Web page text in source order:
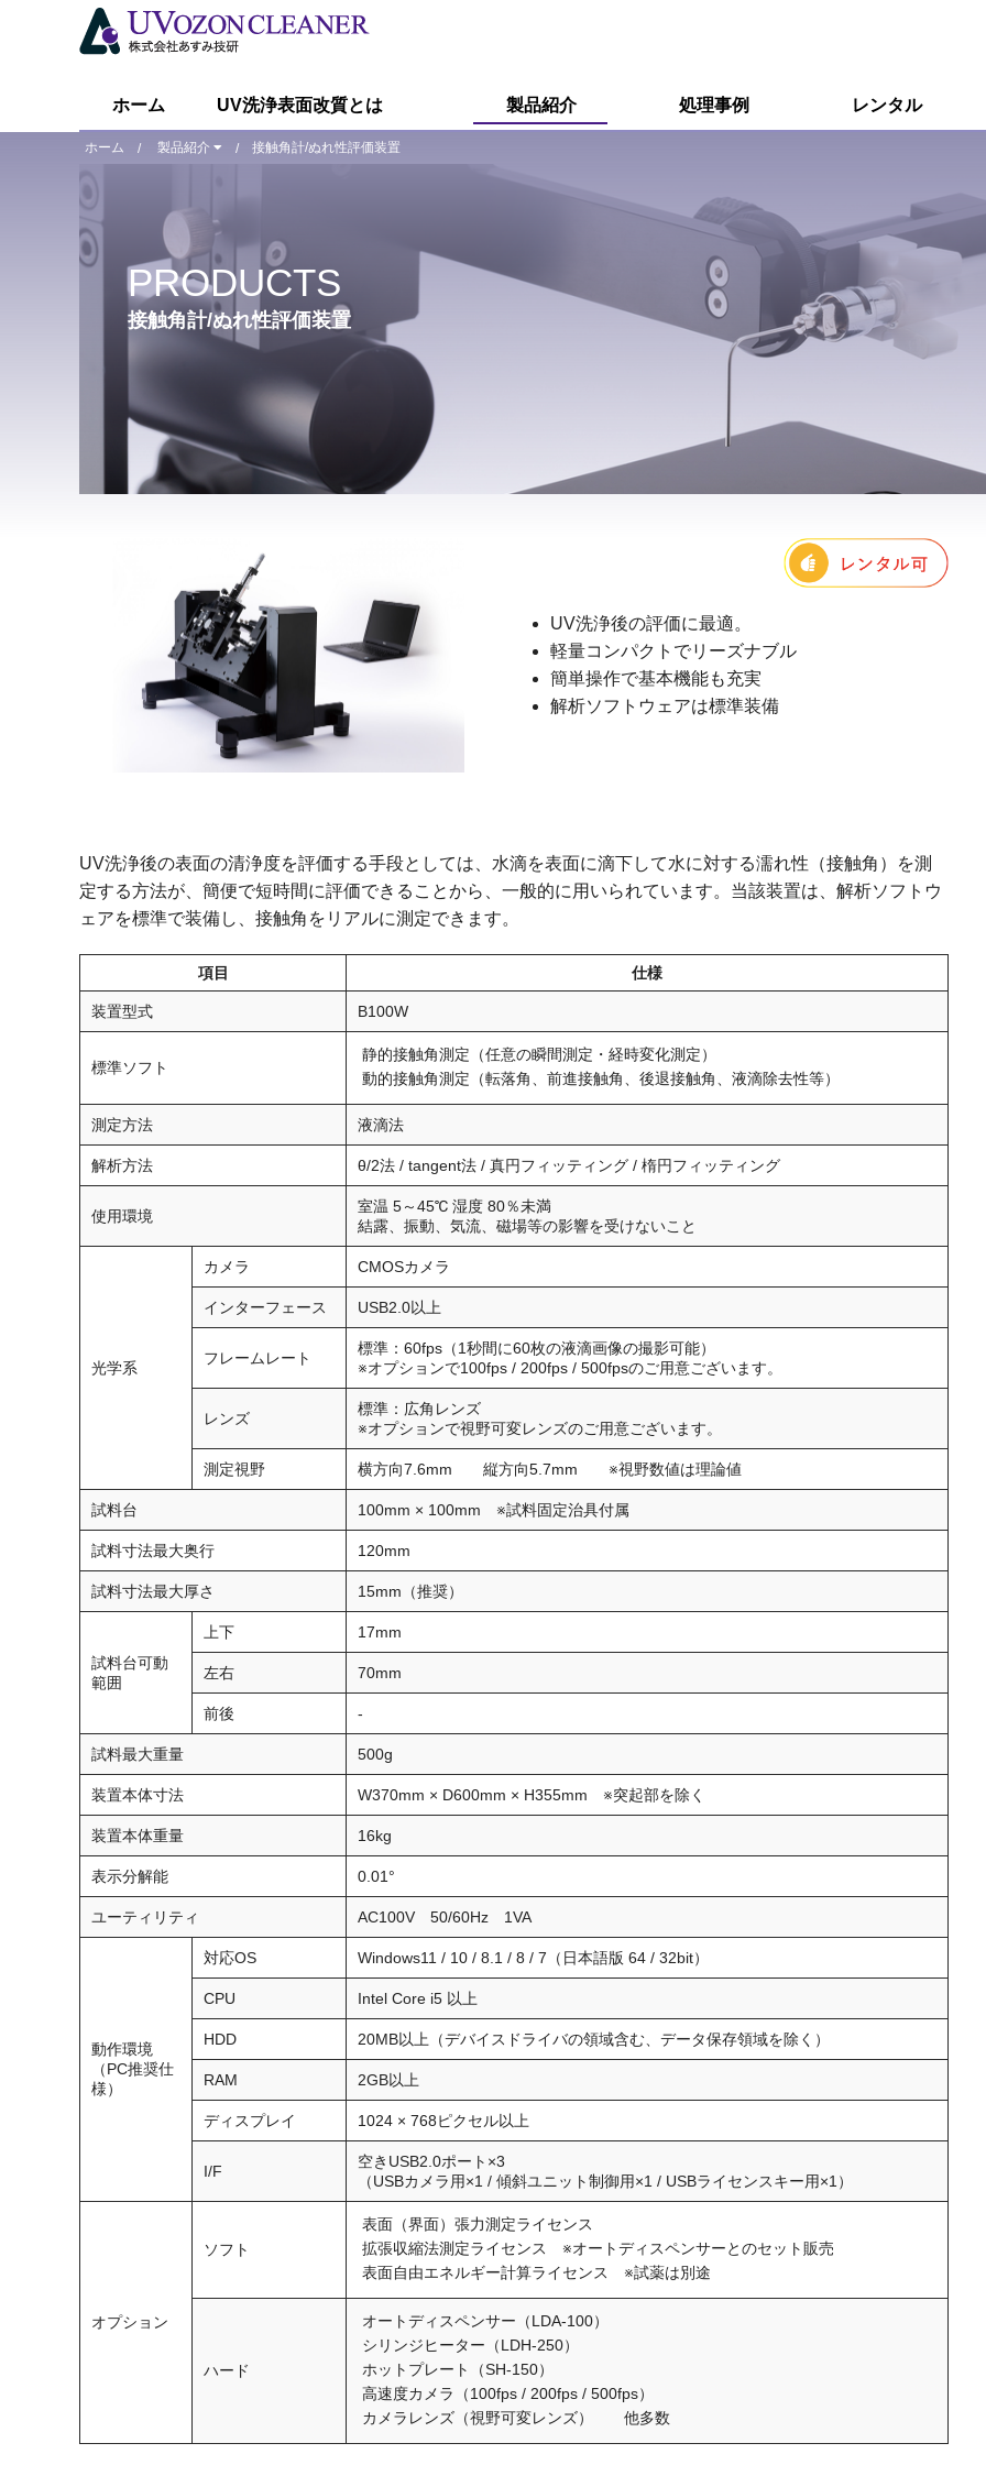
ホーム UV洗浄表面改質とは 製品紹介
R&D用小型装置オプション
エキシマ照射装置
処理事例 レンタル
ホーム 製品紹介
R&D用小型装置
ASM401oz
ASM1101N
ASM2003N
ASM2503N
装置仕様比較表
R&D用小型装置オプション
照射ユニット
バッチタイプ製作事例
エキシマ照射装置
エキシマ照射装置
R&D用スキャン式装置
カスタマイズ事例
エキシマ照射改質データ
オゾン分解装置
接触角計、ぬれ性評価装置
接触角計/ぬれ性評価装置
PRODUCTS
接触角計/ぬれ性評価装置
UV洗浄後の評価に最適。
軽量コンパクトでリーズナブル
簡単操作で基本機能も充実
解析ソフトウェアは標準装備
UV洗浄後の表面の清浄度を評価する手段としては、水滴を表面に滴下して水に対する濡れ性（接触角）を測
定する方法が、簡便で短時間に評価できることから、一般的に用いられています。当該装置は、解析ソフトウ
ェアを標準で装備し、接触角をリアルに測定できます。
項目 仕様
装置型式 B100W
標準ソフト
静的接触角測定（任意の瞬間測定・経時変化測定）
動的接触角測定（転落角、前進接触角、後退接触角、液滴除去性等）
測定方法 液滴法
解析方法 θ/2法 / tangent法 / 真円フィッティング / 楕円フィッティング
使用環境
室温 5～45℃ 湿度 80％未満
結露、振動、気流、磁場等の影響を受けないこと
光学系
カメラ CMOSカメラ
インターフェース USB2.0以上
フレームレート
標準：60fps（1秒間に60枚の液滴画像の撮影可能）
※オプションで100fps / 200fps / 500fpsのご用意ございます。
レンズ
標準：広角レンズ
※オプションで視野可変レンズのご用意ございます。
測定視野 横方向7.6mm 縦方向5.7mm ※視野数値は理論値
試料台 100mm × 100mm ※試料固定治具付属
試料寸法最大奥行 120mm
試料寸法最大厚さ 15mm（推奨）
試料台可動
範囲
上下 17mm
左右 70mm
前後 -
試料最大重量 500g
装置本体寸法 W370mm × D600mm × H355mm ※突起部を除く
装置本体重量 16kg
表示分解能 0.01°
ユーティリティ AC100V 50/60Hz 1VA
動作環境
（PC推奨仕
様）
対応OS Windows11 / 10 / 8.1 / 8 / 7（日本語版 64 / 32bit）
CPU Intel Core i5 以上
HDD 20MB以上（デバイスドライバの領域含む、データ保存領域を除く）
RAM 2GB以上
ディスプレイ 1024 × 768ピクセル以上
I/F
空きUSB2.0ポート×3
（USBカメラ用×1 / 傾斜ユニット制御用×1 / USBライセンスキー用×1）
オプション
ソフト
表面（界面）張力測定ライセンス
拡張収縮法測定ライセンス ※オートディスペンサーとのセット販売
表面自由エネルギー計算ライセンス ※試薬は別途
ハード
オートディスペンサー（LDA-100）
シリンジヒーター（LDH-250）
ホットプレート（SH-150）
高速度カメラ（100fps / 200fps / 500fps）
カメラレンズ（視野可変レンズ） 他多数